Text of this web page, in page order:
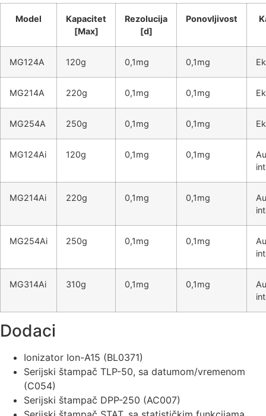
Model
Kapacitet
[Max]
Rezolucija
[d]
Ponovljivost
MG124A 120g 0,1mg 0,1mg
MG214A 220g 0,1mg 0,1mg
MG254A 250g 0,1mg 0,1mg
MG124Ai 120g 0,1mg 0,1mg
MG214Ai 220g 0,1mg 0,1mg
MG254Ai 250g 0,1mg 0,1mg
MG314Ai 310g 0,1mg 0,1mg
Dodaci
Ionizator Ion-A15 (BL0371)
Serijski štampač TLP-50, sa datumom/vremenom
(C054)
Serijski štampač DPP-250 (AC007)